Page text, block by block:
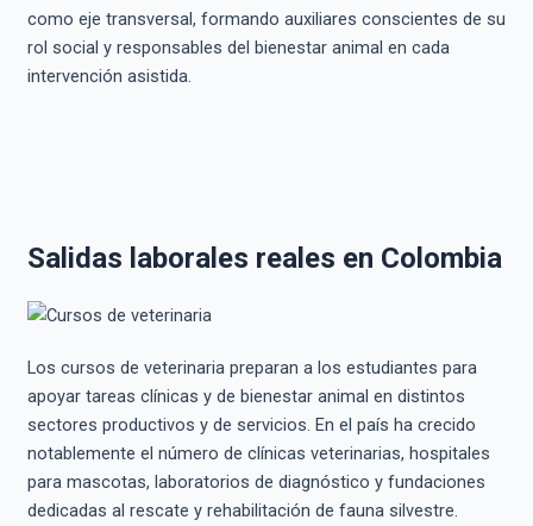
como eje transversal, formando auxiliares conscientes de su
rol social y responsables del bienestar animal en cada
intervención asistida.
Salidas laborales reales en Colombia
Los cursos de veterinaria preparan a los estudiantes para
apoyar tareas clínicas y de bienestar animal en distintos
sectores productivos y de servicios. En el país ha crecido
notablemente el número de clínicas veterinarias, hospitales
para mascotas, laboratorios de diagnóstico y fundaciones
dedicadas al rescate y rehabilitación de fauna silvestre.